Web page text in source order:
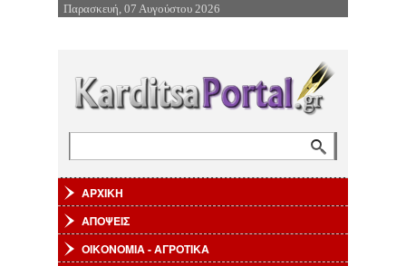
Επιστροφή στην Πλοήγηση
Παρασκευή, 07 Αυγούστου 2026
ΑΡΧΙΚΗ
ΑΠΟΨΕΙΣ
ΟΙΚΟΝΟΜΙΑ - ΑΓΡΟΤΙΚΑ